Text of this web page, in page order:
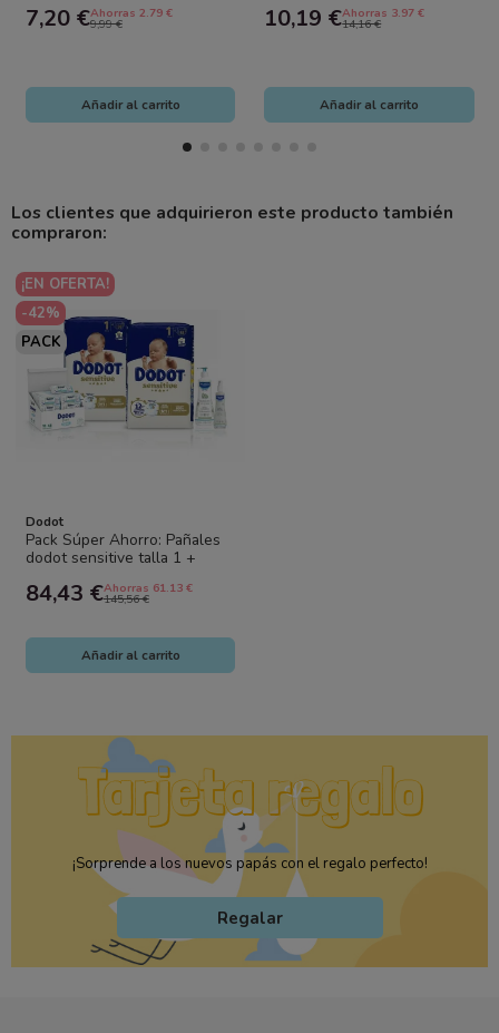
7,20 €Ahorras 2.79 €
9,99 €
Añadir al carrito
10,19 €Ahorras 3.97 €
14,16 €
Añadir al carrito
Los clientes que adquirieron este producto también
compraron:
¡EN OFERTA!
-42%
PACK
Dodot
Pack Súper Ahorro: Pañales
dodot sensitive talla 1 +
de...
84,43 €Ahorras 61.13 €
145,56 €
Añadir al carrito
¡Sorprende a los nuevos papás con el regalo perfecto!
Regalar